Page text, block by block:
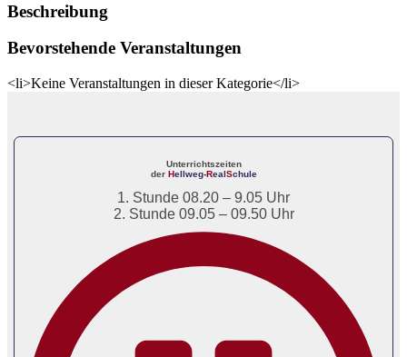
Beschreibung
Bevorstehende Veranstaltungen
<li>Keine Veranstaltungen in dieser Kategorie</li>
Unterrichtszeiten
der Hellweg-RealSchule
1. Stunde 08.20 – 9.05 Uhr
2. Stunde 09.05 – 09.50 Uhr